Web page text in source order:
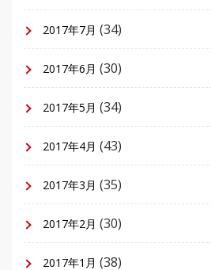
2017年7月 (34)
2017年6月 (30)
2017年5月 (34)
2017年4月 (43)
2017年3月 (35)
2017年2月 (30)
2017年1月 (38)